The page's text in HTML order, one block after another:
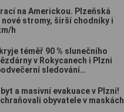
na Americkou. Plzeňská
nové stromy, širší chodníky i
h
téměř 90 % slunečního
v Rokycanech i Plzni
sledování
a masivní evakuace v Plzni!
obyvatele v maskách